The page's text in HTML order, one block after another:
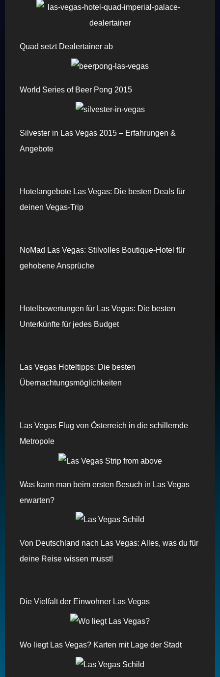
Quad setzt Dealertainer ab
World Series of Beer Pong 2015
Silvester in Las Vegas 2015 – Erfahrungen &
Angebote
Hotelangebote Las Vegas: Die besten Deals für
deinen Vegas-Trip
NoMad Las Vegas: Stilvolles Boutique-Hotel für
gehobene Ansprüche
Hotelbewertungen für Las Vegas: Die besten
Unterkünfte für jedes Budget
Las Vegas Hoteltipps: Die besten
Übernachtungsmöglichkeiten
Las Vegas Flug von Österreich in die schillernde
Metropole
Was kann man beim ersten Besuch in Las Vegas
erwarten?
Von Deutschland nach Las Vegas: Alles, was du für
deine Reise wissen musst!
Die Vielfalt der Einwohner Las Vegas
Wo liegt Las Vegas? Karten mit Lage der Stadt